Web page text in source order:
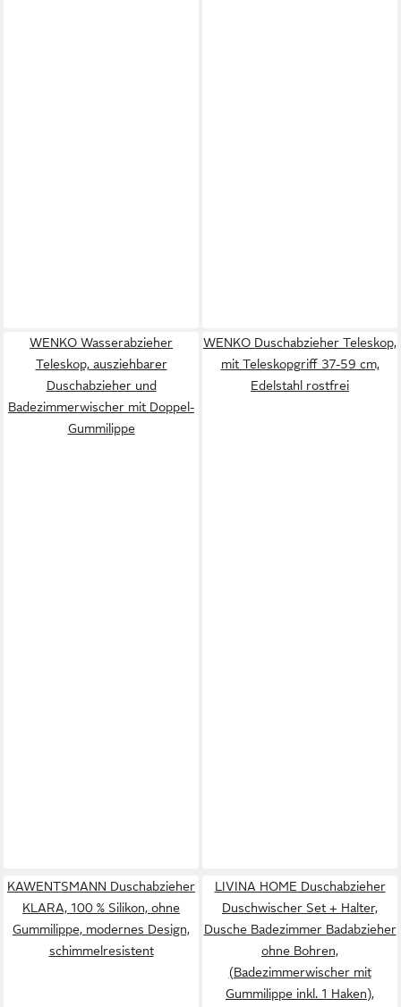
WENKO Wasserabzieher
Teleskop, ausziehbarer
Duschabzieher und
Badezimmerwischer mit Doppel-
Gummilippe
WENKO Duschabzieher Teleskop,
mit Teleskopgriff 37-59 cm,
Edelstahl rostfrei
KAWENTSMANN Duschabzieher
KLARA, 100 % Silikon, ohne
Gummilippe, modernes Design,
schimmelresistent
LIVINA HOME Duschabzieher
Duschwischer Set + Halter,
Dusche Badezimmer Badabzieher
ohne Bohren,
(Badezimmerwischer mit
Gummilippe inkl. 1 Haken),